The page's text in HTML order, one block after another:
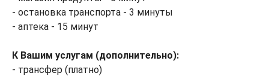
- остановка транспорта - 3 минуты
- аптека - 15 минут
К Вашим услугам (дополнительно):
- трансфер (платно)